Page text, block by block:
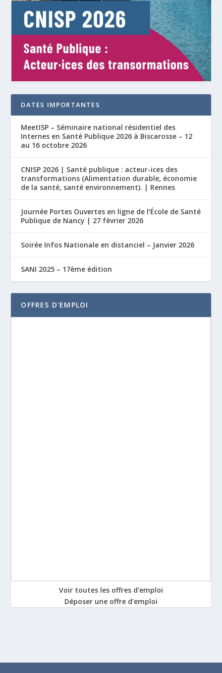
DATES IMPORTANTES
MeetISP – Séminaire national résidentiel des
Internes en Santé Publique 2026 à Biscarosse – 12
au 16 octobre 2026
CNISP 2026 | Santé publique : acteur-ices des
transformations (Alimentation durable, économie
de la santé, santé environnement). | Rennes
Journée Portes Ouvertes en ligne de l’École de Santé
Publique de Nancy | 27 février 2026
Soirée Infos Nationale en distanciel – Janvier 2026
SANI 2025 – 17ème édition
OFFRES D'EMPLOI
Voir toutes les offres d'emploi
Déposer une offre d'emploi